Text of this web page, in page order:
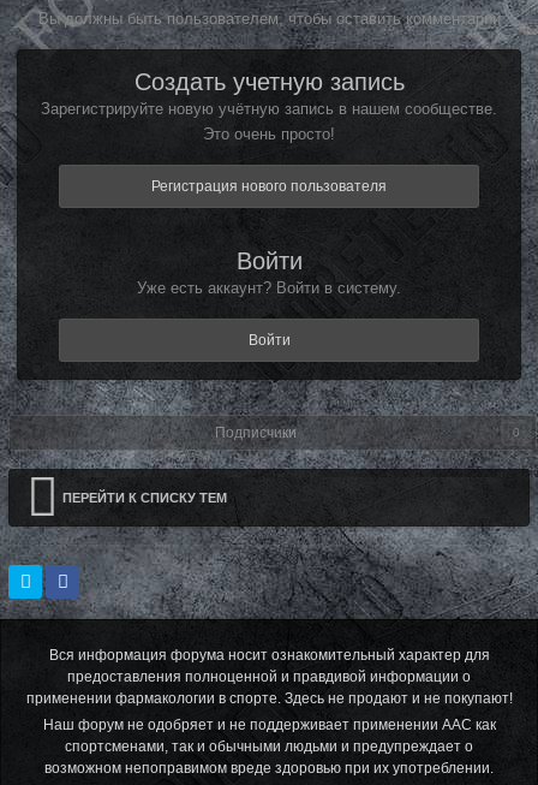
Вы должны быть пользователем, чтобы оставить комментарий
Создать учетную запись
Зарегистрируйте новую учётную запись в нашем сообществе.
Это очень просто!
Регистрация нового пользователя
Войти
Уже есть аккаунт? Войти в систему.
Войти
Подписчики 0
ПЕРЕЙТИ К СПИСКУ ТЕМ
Вся информация форума носит ознакомительный характер для
предоставления полноценной и правдивой информации о
применении фармакологии в спорте. Здесь не продают и не покупают!
Наш форум не одобряет и не поддерживает применении ААС как
спортсменами, так и обычными людьми и предупреждает о
возможном непоправимом вреде здоровью при их употреблении.